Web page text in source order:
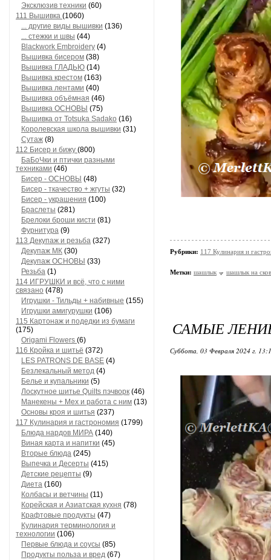
Эксклюзив техники (60)
111 Вышивка (1060)
... другие виды вышивки (136)
... стежки и швы (44)
Blackwork Embroidery (4)
Вышивка бисером (38)
Вышивка ГЛАДЬЮ (14)
Вышивка крестом (163)
Вышивка лентами (40)
Вышивка объёмная (46)
Вышивка ОСНОВЫ (75)
Вышивка от Totsuka Sadako (16)
Королевская школа вышивки (31)
Сутаж (8)
112 Бисер и бижу (800)
БаБоЧки и птички разными
техниками (46)
Бисер - ОСНОВЫ (48)
Бисер - ткачество + жгуты (32)
Бисер - украшения (100)
Браслеты (281)
Брелоки броши кисти (81)
Фурнитура (9)
113 Декупаж и резьба (327)
Декупаж МК (30)
Декупаж ОСНОВЫ (33)
Резьба (1)
114 ИГРУШКИ и всё, что с ними
связано (478)
Игрушки - Тильды + набивные (155)
Игрушки амигурушки (106)
115 Картонаж и подедки из бумаги
(175)
Origami Flowers (6)
116 Кройка и шитьё (372)
LES PATRONS DE BASE (4)
Безлекальный метод (4)
Белье и купальники (5)
Лоскутное шитье Quilts пэчворк (46)
Манекены + Мех и работа с ним (13)
Основы кроя и шитья (237)
117 Кулинария и гастрономия (1799)
Блюда нардов МИРА (140)
Виная карта и напитки (45)
Вторые блюда (245)
Выпечка и Десерты (415)
Детские рецепты (9)
Диета (160)
Колбасы и ветчины (11)
Корейская и Азиатская кухня (78)
Крафтовые продукты (47)
Кулинария терминология и
технологии (106)
Первые блюда и соусы (85)
Продукты польза и вред (67)
Рубрики: 117 Кулинария и
Метки: шашлык шашлык на
САМЫЕ
Суббота, 03 Февраля 2024 г.